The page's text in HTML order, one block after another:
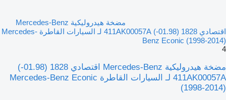
مضخة هيدروليكية Mercedes-Benz
اقتصادي 1828 (01.98-) 411AK00057A لـ السيارات القاطرة Mercedes-
Benz Econic (1998-2014)
4
مضخة هيدروليكية Mercedes-Benz اقتصادي 1828 (01.98-)
411AK00057A لـ السيارات القاطرة Mercedes-Benz Econic
(1998-2014)